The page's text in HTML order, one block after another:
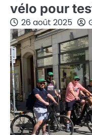
vélo pour
26 août 2025